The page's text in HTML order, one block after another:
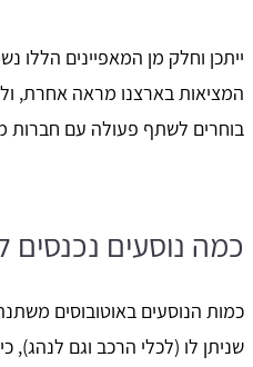
ייתכן וחלק מן המאפיינים הללו
המציאות בארצנו מראה אחרת,
בוחרים לשתף פעולה עם חברות
כמה נוסעים נכנסים
כמות הנוסעים באוטובוסים